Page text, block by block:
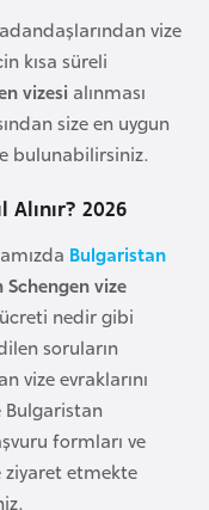
vize
kısa süreli
vizesi alınması
size en uygun
bulunabilirsiniz.
2026
Bulgaristan
vize
ücreti nedir gibi
soruların
vize evraklarını
Bulgaristan
formları ve
ziyaret etmekte